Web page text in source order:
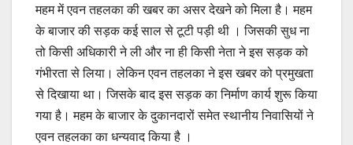
महम में एवन तहलका की खबर का असर देखने को मिला है। महम
के बाजार की सड़क कई साल से टूटी पड़ी थी । जिसकी सुध ना
तो किसी अधिकारी ने ली और ना ही किसी नेता ने इस सड़क को
गंभीरता से लिया। लेकिन एवन तहलका ने इस खबर को प्रमुखता
से दिखाया था। जिसके बाद इस सड़क का निर्माण कार्य शुरू किया
गया है। महम के बाजार के दुकानदारों समेत स्थानीय निवासियों ने
एवन तहलका का धन्यवाद किया है ।